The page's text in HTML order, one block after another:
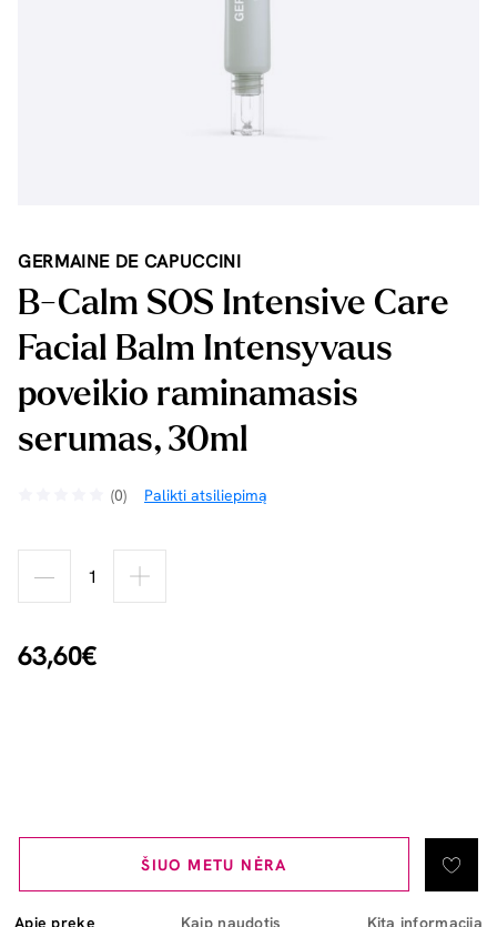
GERMAINE DE CAPUCCINI
B-Calm SOS Intensive Care
Facial Balm Intensyvaus
poveikio raminamasis
serumas, 30ml
(0) Palikti atsiliepimą
63,60€
ŠIUO METU NĖRA
Apie prekę Kaip naudotis Kita informacija